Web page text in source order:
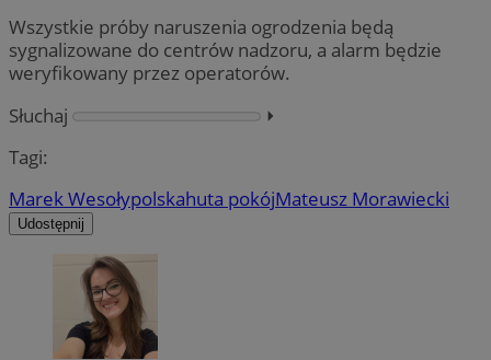
Wszystkie próby naruszenia ogrodzenia będą
sygnalizowane do centrów nadzoru, a alarm będzie
weryfikowany przez operatorów.
Słuchaj
⏵︎
Tagi:
Marek Wesołypolskahuta pokójMateusz Morawiecki
Udostępnij